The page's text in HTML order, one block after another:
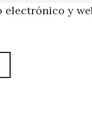
y